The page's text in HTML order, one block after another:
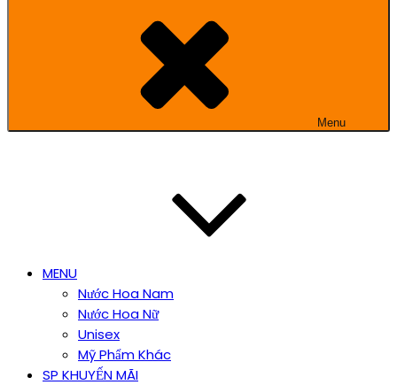
Menu
MENU
Nước Hoa Nam
Nước Hoa Nữ
Unisex
Mỹ Phẩm Khác
SP KHUYẾN MÃI